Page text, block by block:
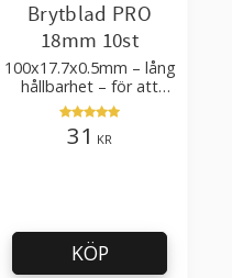
Brytblad PRO
18mm 10st
100x17.7x0.5mm – lång
hållbarhet – för att
skära kartong, tapet
och golvmaterial
31 KR
KÖP